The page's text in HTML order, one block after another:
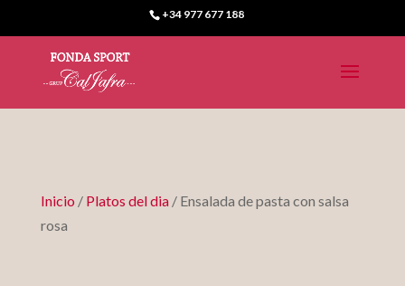
+34 977 677 188
Inicio / Platos del dia/ Ensalada de pasta con salsa
rosa